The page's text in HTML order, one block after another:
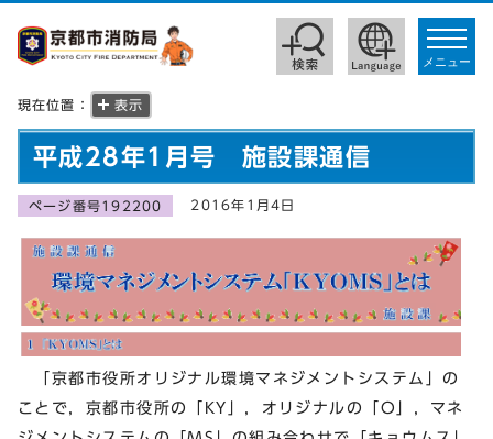
toggle
メニュー
現在位置： 表示
平成28年1月号 施設課通信
ページ番号192200 2016年1月4日
「京都市役所オリジナル環境マネジメントシステム」の
ことで，京都市役所の「KY」，オリジナルの「O」，マネ